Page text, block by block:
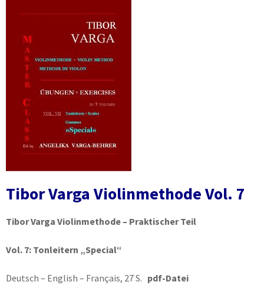
Tibor Varga Violinmethode Vol. 7
Tibor Varga Violinmethode – Praktischer Teil
Vol. 7: Tonleitern „Special“
Deutsch – English – Français, 27 S. pdf-Datei